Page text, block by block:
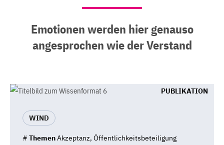
Emotionen werden hier genauso
angesprochen wie der Verstand
PUBLIKATION
WIND
# ThemenAkzeptanz, Öffentlichkeitsbeteiligung